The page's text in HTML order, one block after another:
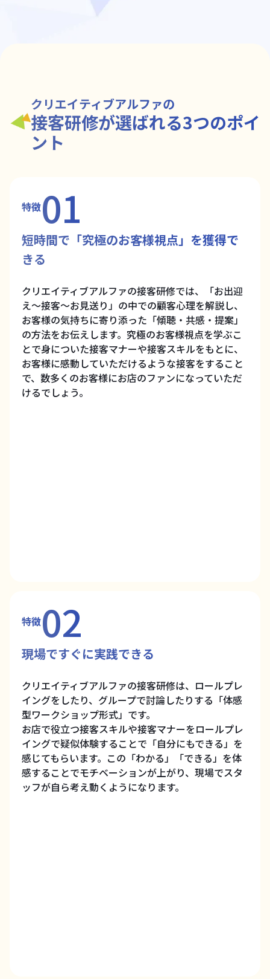
クリエイティブアルファの
接客研修が選ばれる3つのポイ
ント
特徴01
短時間で「究極のお客様視点」を獲得で
きる
クリエイティブアルファの接客研修では、「お出迎
え～接客～お見送り」の中での顧客心理を解説し、
お客様の気持ちに寄り添った「傾聴・共感・提案」
の方法をお伝えします。究極のお客様視点を学ぶこ
とで身についた接客マナーや接客スキルをもとに、
お客様に感動していただけるような接客をすること
で、数多くのお客様にお店のファンになっていただ
けるでしょう。
特徴02
現場ですぐに実践できる
クリエイティブアルファの接客研修は、ロールプレ
イングをしたり、グループで討論したりする「体感
型ワークショップ形式」です。
お店で役立つ接客スキルや接客マナーをロールプレ
イングで疑似体験することで「自分にもできる」を
感じてもらいます。この「わかる」「できる」を体
感することでモチベーションが上がり、現場でスタ
ッフが自ら考え動くようになります。